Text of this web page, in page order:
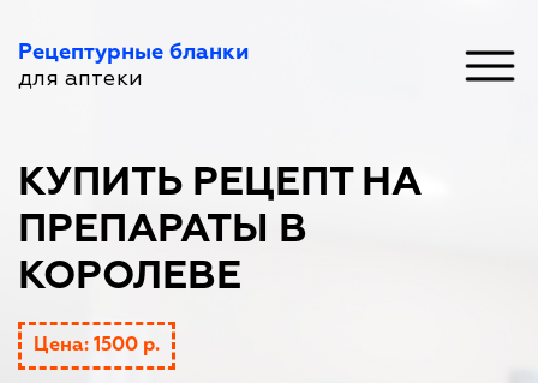
Рецептурные бланки
для аптеки
КУПИТЬ РЕЦЕПТ НА
ПРЕПАРАТЫ В
КОРОЛЕВЕ
Цена: 1500 р.